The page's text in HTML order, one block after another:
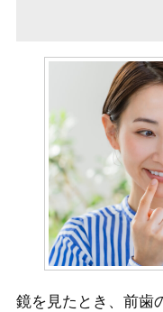
鏡を見たとき、前歯